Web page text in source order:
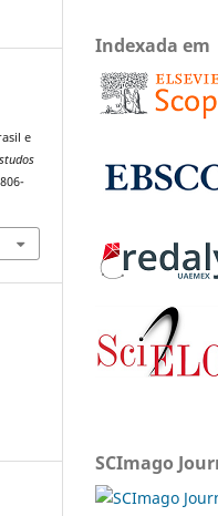
e
Indexada em
SCImago